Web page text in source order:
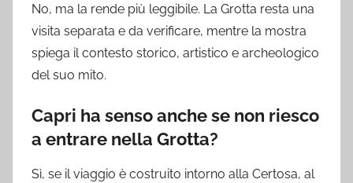
No, ma la rende più leggibile. La Grotta resta una
visita separata e da verificare, mentre la mostra
spiega il contesto storico, artistico e archeologico
del suo mito.
Capri ha senso anche se non riesco
a entrare nella Grotta?
Sì, se il viaggio è costruito intorno alla Certosa, al